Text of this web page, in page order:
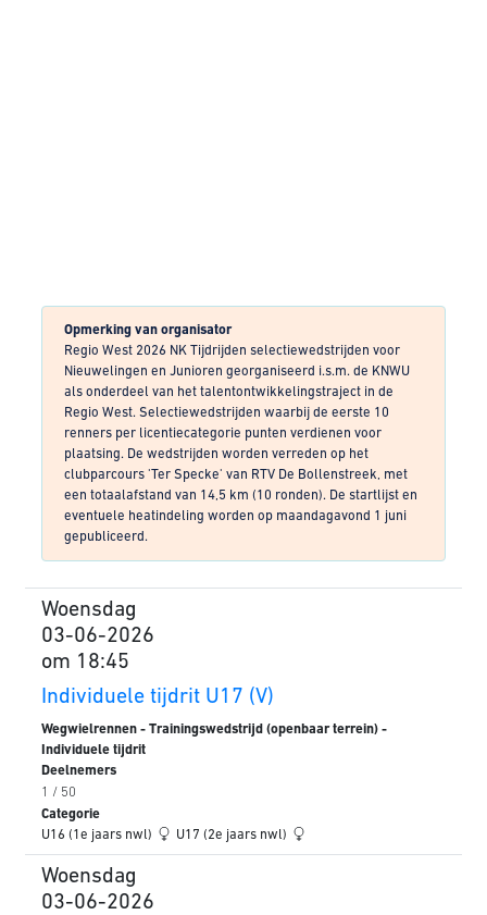
Opmerking van organisator
Regio West 2026 NK Tijdrijden selectiewedstrijden voor
Nieuwelingen en Junioren georganiseerd i.s.m. de KNWU
als onderdeel van het talentontwikkelingstraject in de
Regio West. Selectiewedstrijden waarbij de eerste 10
renners per licentiecategorie punten verdienen voor
plaatsing. De wedstrijden worden verreden op het
clubparcours 'Ter Specke' van RTV De Bollenstreek, met
een totaalafstand van 14,5 km (10 ronden). De startlijst en
eventuele heatindeling worden op maandagavond 1 juni
gepubliceerd.
Woensdag
03-06-2026
om 18:45
Individuele tijdrit U17 (V)
Wegwielrennen - Trainingswedstrijd (openbaar terrein) -
Individuele tijdrit
Deelnemers
1 / 50
Categorie
U16 (1e jaars nwl)
U17 (2e jaars nwl)
Woensdag
03-06-2026